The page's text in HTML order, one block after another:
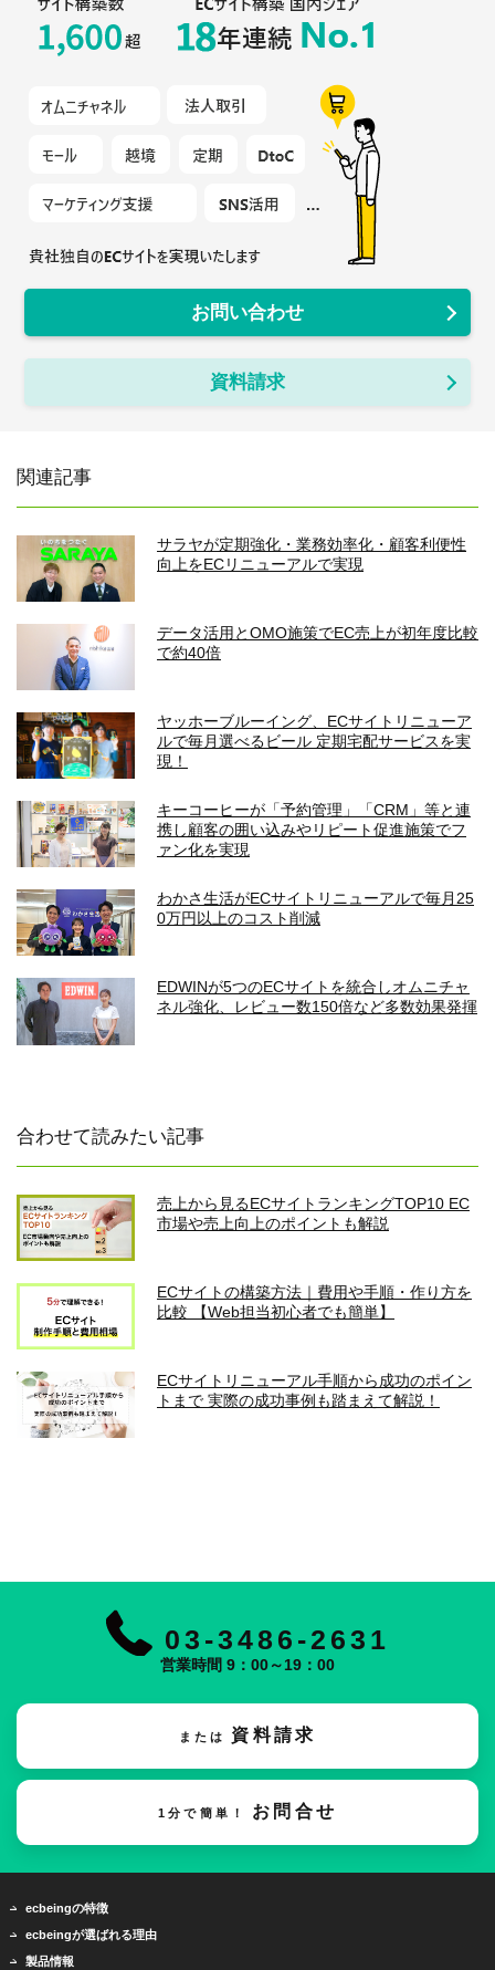
お問い合わせ
資料請求
関連記事
サラヤが定期強化・業務効率化・顧客利便性
向上をECリニューアルで実現
データ活用とOMO施策でEC売上が初年度比較
で約40倍
ヤッホーブルーイング、ECサイトリニューア
ルで毎月選べるビール 定期宅配サービスを実
現！
キーコーヒーが「予約管理」「CRM」等と連
携し顧客の囲い込みやリピート促進施策でフ
ァン化を実現
わかさ生活がECサイトリニューアルで毎月25
0万円以上のコスト削減
EDWINが5つのECサイトを統合しオムニチャ
ネル強化、レビュー数150倍など多数効果発揮
合わせて読みたい記事
売上から見るECサイトランキングTOP10 EC
市場や売上向上のポイントも解説
ECサイトの構築方法｜費用や手順・作り方を
比較 【Web担当初心者でも簡単】
ECサイトリニューアル手順から成功のポイン
トまで 実際の成功事例も踏まえて解説！
03-3486-2631
営業時間 9：00～19：00
または 資料請求
1分で簡単！ お問合せ
ecbeingの特徴
ecbeingが選ばれる理由
製品情報